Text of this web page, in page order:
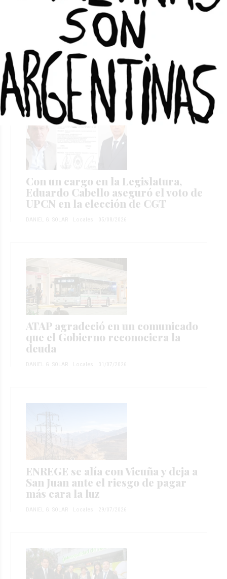
Vicuña paga U$S 250 millones, pero
la DIA que Orrego da por cerrada
no cubre todo el megaproyecto
DANIEL G. SOLAR Locales 08/08/2026
Con un cargo en la Legislatura,
Eduardo Cabello aseguró el voto de
UPCN en la elección de CGT
DANIEL G. SOLAR Locales 05/08/2026
ATAP agradeció en un comunicado
que el Gobierno reconociera la
deuda
DANIEL G. SOLAR Locales 31/07/2026
ENREGE se alía con Vicuña y deja a
San Juan ante el riesgo de pagar
más cara la luz
DANIEL G. SOLAR Locales 29/07/2026